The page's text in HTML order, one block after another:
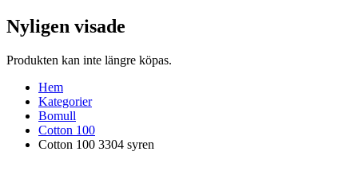
Nyligen visade
Produkten kan inte längre köpas.
Hem
Kategorier
Bomull
Cotton 100
Cotton 100 3304 syren